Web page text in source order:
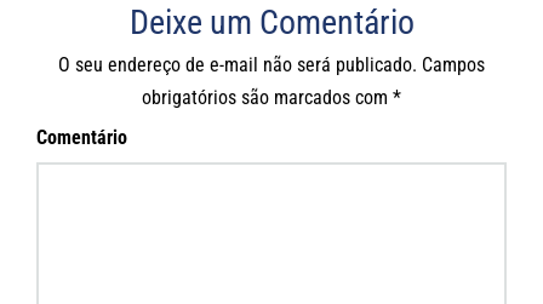
Deixe um Comentário
O seu endereço de e-mail não será publicado. Campos
obrigatórios são marcados com *
Comentário